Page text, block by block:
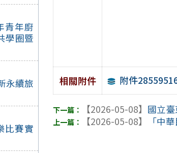
青年廚
學圈暨
永續旅
比賽實
相關附件 附件
【2026-05-08】 國立
【2026-05-08】
「中